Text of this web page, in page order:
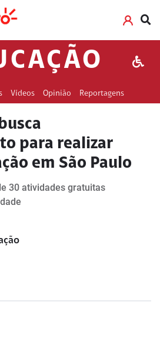
Vídeos Opinião Reportagens
para realizar
em São Paulo
30 atividades gratuitas